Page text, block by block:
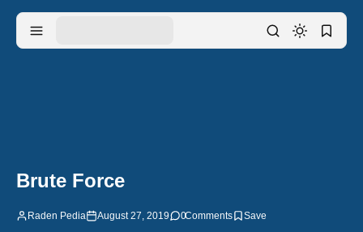
Brute Force
Raden Pedia August 27, 2019 0Comments